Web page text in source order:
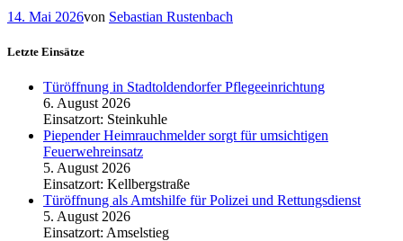
14. Mai 2026von Sebastian Rustenbach
Letzte Einsätze
Türöffnung in Stadtoldendorfer Pflegeeinrichtung
6. August 2026
Einsatzort: Steinkuhle
Piepender Heimrauchmelder sorgt für umsichtigen
Feuerwehreinsatz
5. August 2026
Einsatzort: Kellbergstraße
Türöffnung als Amtshilfe für Polizei und Rettungsdienst
5. August 2026
Einsatzort: Amselstieg